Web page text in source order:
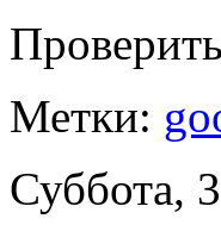
Метки:
Суббота,